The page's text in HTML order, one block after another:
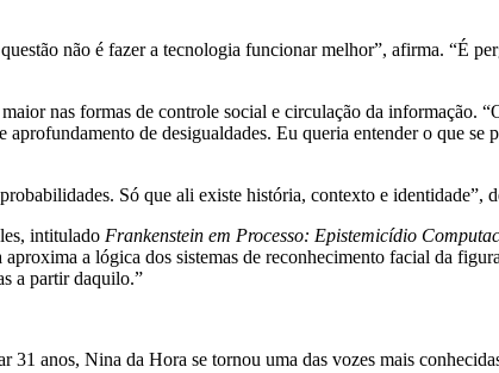
não é fazer a tecnologia funcionar melhor”, afirma. “É
nas formas de controle social e circulação da informação.
de desigualdades. Eu queria entender o que
Só que ali existe história, contexto e identidade”,
intitulado Frankenstein em Processo: Epistemicídio
a lógica dos sistemas de reconhecimento facial da
a partir daquilo.”
31 anos, Nina da Hora se tornou uma das vozes mais